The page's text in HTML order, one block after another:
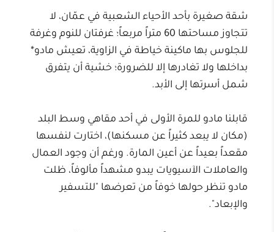
شقة صغيرة بأحد الأحياء الشعبية في عمّان، لا
تتجاوز مساحتها 60 متراً مربعاً؛ غرفتان للنوم وغرفة
للجلوس بها ماكينة خياطة في الزاوية، تعيش مادو*
بداخلها ولا تغادرها إلا للضرورة؛ خشية أن يتفرق
شمل أسرتها إلى الأبد.
قابلنا مادو للمرة الأولى في أحد مقاهي وسط البلد
(مكان لا يبعد كثيراً عن مسكنها)، اختارت لنفسها
مقعداً بعيداً عن أعين المارة. ورغم أن وجود العمال
والعاملات الآسيويات يبدو مشهداً مألوفاً، ظلت
مادو تنظر حولها خوفاً من تعرضها "للتسفير
والإبعاد".